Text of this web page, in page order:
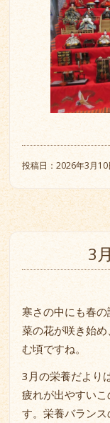
投稿日：2026年3月10
3
寒さの中にも春
菜の花が咲き始
む頃ですね。
3月の栄養だより
疲れが出やすい
す。栄養バラン